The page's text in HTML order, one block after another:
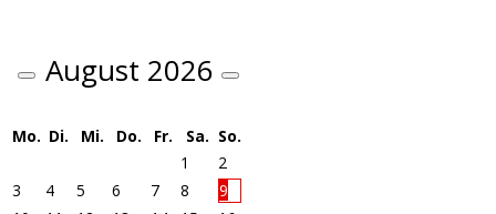
August 2026
Mo. Di. Mi. Do. Fr. Sa. So.
1
2
3
4 5 6 7 8
9